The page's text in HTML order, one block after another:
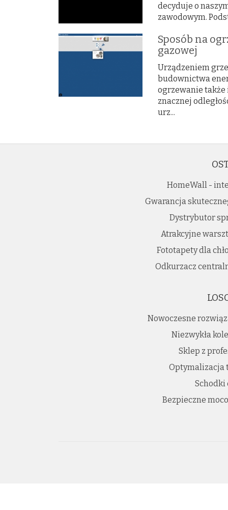
decyduje o
zawodowym.
Sposób na
gazowej
Urządzeniem
budownictwa
ogrzewanie także
znacznej
urz...
HomeWall -
Gwarancja
Dystrybutor
Atrakcyjne
Fototapety dla
Odkurzacz
Nowoczesne
Niezwykła
Sklep z
Optymalizacja
Schodki
Bezpieczne